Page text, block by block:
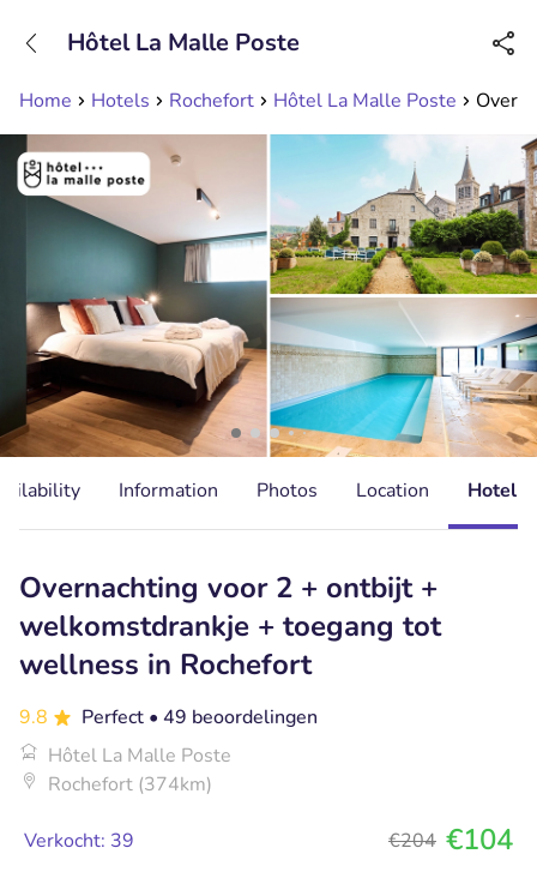
Available until 23:00
Home Hotels Rochefort Hôtel La Malle Poste
Hôtel La Malle Poste
Information Photos Location Hotel
Overnachting voor 2 + ontbijt +
welkomstdrankje + toegang tot
wellness in Rochefort
9.8 Perfect • 49 beoordelingen
Hôtel La Malle Poste
Rochefort (374km)
Verkocht: 39 €204 €104